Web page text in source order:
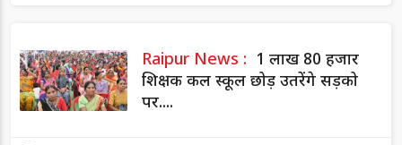
Raipur News : 1 लाख 80 हजार
शिक्षक कल स्कूल छोड़ उतरेंगे सड़को
पर....